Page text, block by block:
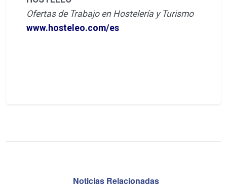
Ofertas de Trabajo en Hostelería y Turismo
www.hosteleo.com/es
Noticias Relacionadas